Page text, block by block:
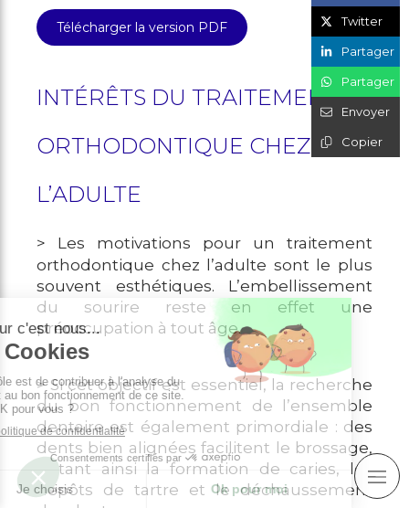
Télécharger la version PDF
INTÉRÊTS DU TRAITEMENT
ORTHODONTIQUE CHEZ
L’ADULTE
> Les motivations pour un traitement
orthodontique chez l’adulte sont le plus
souvent esthétiques. L’embellissement
du sourire reste en effet une
préoccupation à tout âge.
> Si cet objectif est essentiel, la recherche
du bon fonctionnement de l’ensemble
dentaire est également primordiale : des
dents bien alignées facilitent le brossage,
évitant ainsi la formation de caries, les
dépôts de tartre et le déchaussement
Twitter
Partager
Partager
Envoyer
Copier